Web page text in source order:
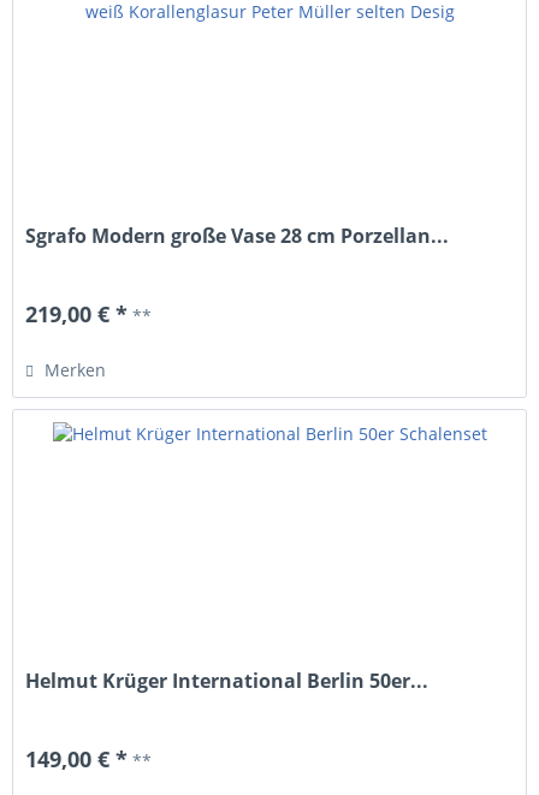
Sgrafo Modern große Vase 28 cm Porzellan...
219,00 € * **
Merken
Helmut Krüger International Berlin 50er...
149,00 € * **